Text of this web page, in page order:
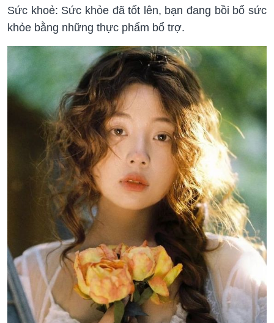
Sức khoẻ: Sức khỏe đã tốt lên, bạn đang bồi bổ sức
khỏe bằng những thực phẩm bổ trợ.